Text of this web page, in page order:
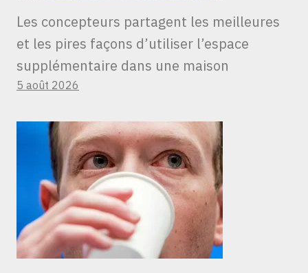
Les concepteurs partagent les meilleures
et les pires façons d’utiliser l’espace
supplémentaire dans une maison
5 août 2026